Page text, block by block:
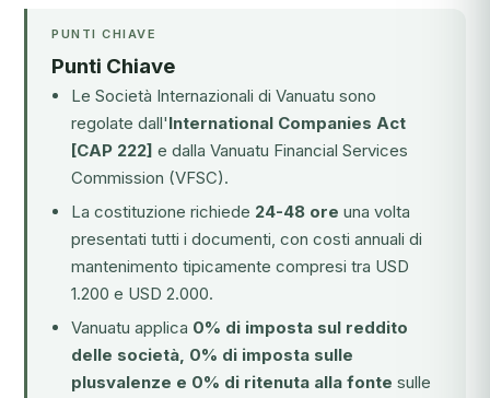
PUNTI CHIAVE
Punti Chiave
Le Società Internazionali di Vanuatu sono
regolate dall'International Companies Act
[CAP 222] e dalla Vanuatu Financial Services
Commission (VFSC).
La costituzione richiede 24-48 ore una volta
presentati tutti i documenti, con costi annuali di
mantenimento tipicamente compresi tra USD
1.200 e USD 2.000.
Vanuatu applica 0% di imposta sul reddito
delle società, 0% di imposta sulle
plusvalenze e 0% di ritenuta alla fonte sulle